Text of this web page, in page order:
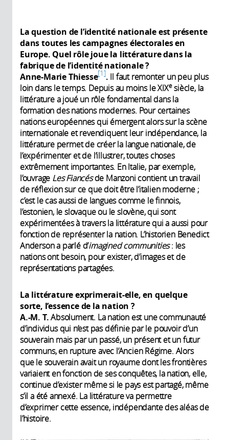
La question de l’identité nationale est présente
dans toutes les campagnes électorales en
Europe. Quel rôle joue la littérature dans la
fabrique de l’identité nationale ?
Anne-Marie Thiesse 1 . Il faut remonter un peu plus
loin dans le temps. Depuis au moins le XIXesiècle, la
littérature a joué un rôle fondamental dans la
formation des nations modernes. Pour certaines
nations européennes qui émergent alors sur la scène
internationale et revendiquent leur indépendance, la
littérature permet de créer la langue nationale, de
l’expérimenter et de l’illustrer, toutes choses
extrêmement importantes. En Italie, par exemple,
l’ouvrage Les Fiancésde Manzoni contient un travail
de réflexion sur ce que doit être l’italien moderne ;
c’est le cas aussi de langues comme le finnois,
l’estonien, le slovaque ou le slovène, qui sont
expérimentées à travers la littérature qui a aussi pour
fonction de représenter la nation. L’historien Benedict
Anderson a parlé d’imagined communities: les
nations ont besoin, pour exister, d’images et de
représentations partagées.
La littérature exprimerait-elle, en quelque
sorte, l’essence de la nation ?
A.-M. T.Absolument. La nation est une communauté
d’individus qui n’est pas définie par le pouvoir d’un
souverain mais par un passé, un présent et un futur
communs, en rupture avec l’Ancien Régime. Alors
que le souverain avait un royaume dont les frontières
variaient en fonction de ses conquêtes, la nation, elle,
continue d’exister même si le pays est partagé, même
s’il a été annexé. La littérature va permettre
d’exprimer cette essence, indépendante des aléas de
l’histoire.